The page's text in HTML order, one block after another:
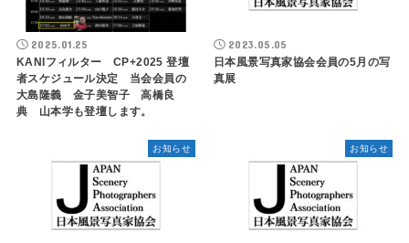
2025.01.25
KANIフィルター CP+2025 登壇
者スケジュール決定 当会会員の
大島隆義 金子美智子 高橋良
典 山本学も登壇します。
2023.05.05
日本風景写真家協会会員の5月の写
真展
お知らせ お知らせ